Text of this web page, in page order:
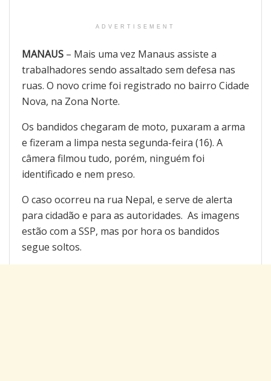
ADVERTISEMENT
MANAUS – Mais uma vez Manaus assiste a
trabalhadores sendo assaltado sem defesa nas
ruas. O novo crime foi registrado no bairro Cidade
Nova, na Zona Norte.
Os bandidos chegaram de moto, puxaram a arma
e fizeram a limpa nesta segunda-feira (16). A
câmera filmou tudo, porém, ninguém foi
identificado e nem preso.
O caso ocorreu na rua Nepal, e serve de alerta
para cidadão e para as autoridades. As imagens
estão com a SSP, mas por hora os bandidos
segue soltos.